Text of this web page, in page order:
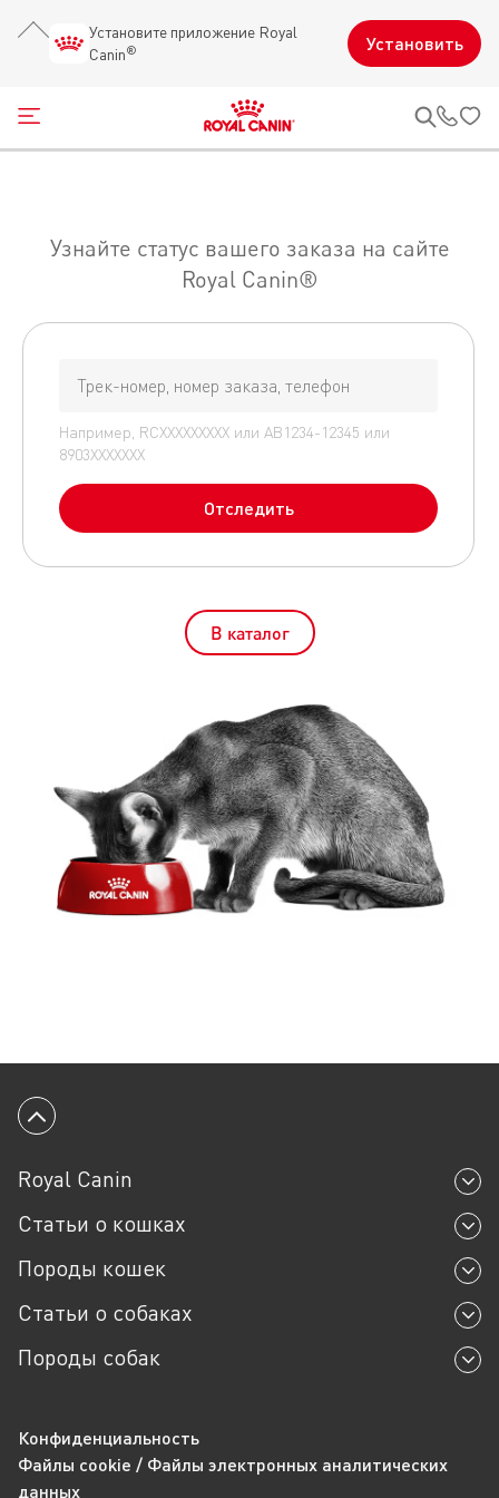
Установите приложение Royal
Canin® Установить
Открыть меню
Узнайте статус вашего заказа на сайте
Royal Canin®
В каталог
Вернуться к началу
Royal Canin
Статьи о кошках
Породы кошек
Статьи о собаках
Породы собак
Конфиденциальность
Файлы cookie / Файлы электронных аналитических
данных